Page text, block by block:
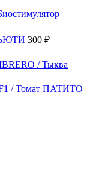
300 ₽ –
/ Тыква
/ Томат ПАТИТО